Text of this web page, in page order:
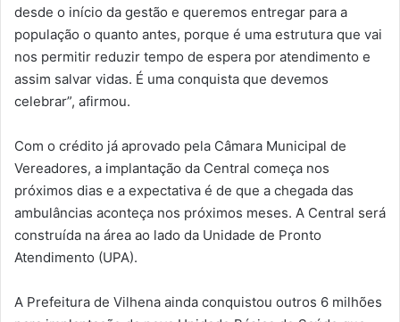
desde o início da gestão e queremos entregar para a
população o quanto antes, porque é uma estrutura que vai
nos permitir reduzir tempo de espera por atendimento e
assim salvar vidas. É uma conquista que devemos
celebrar”, afirmou.
Com o crédito já aprovado pela Câmara Municipal de
Vereadores, a implantação da Central começa nos
próximos dias e a expectativa é de que a chegada das
ambulâncias aconteça nos próximos meses. A Central será
construída na área ao lado da Unidade de Pronto
Atendimento (UPA).
A Prefeitura de Vilhena ainda conquistou outros 6 milhões